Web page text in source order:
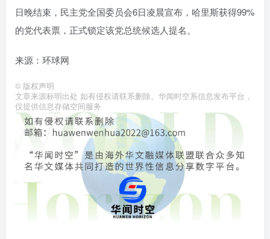
日晚结束，民主党全国委员会6日凌晨宣布，哈里斯获得99%
的党代表票，正式锁定该党总统候选人提名。
来源：环球网
© 版权声明
文章来源标明出处 如有侵权请联系删除。华闻时空系信息发布平台，
仅提供信息存储空间服务